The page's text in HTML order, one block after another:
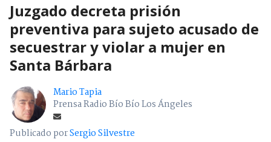
Juzgado decreta prisión
preventiva para sujeto acusado de
secuestrar y violar a mujer en
Santa Bárbara
Mario Tapia
Prensa Radio Bío Bío Los Ángeles
Publicado porSergio Silvestre